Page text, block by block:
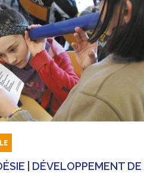
| DÉVELOPPEMENT DE